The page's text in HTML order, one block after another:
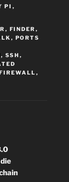
PI ,
, FINDER ,
, PORTS
, SSH ,
,